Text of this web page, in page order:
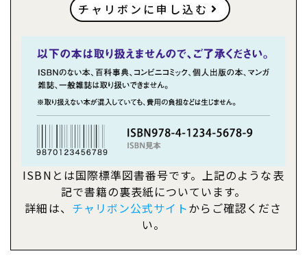
チャリボンに申し込む
ISBNとは国際標準図書番号です。上記のような表
記で書籍の裏表紙についています。
詳細は、 チャリボン公式サイトからご確認くださ
い。